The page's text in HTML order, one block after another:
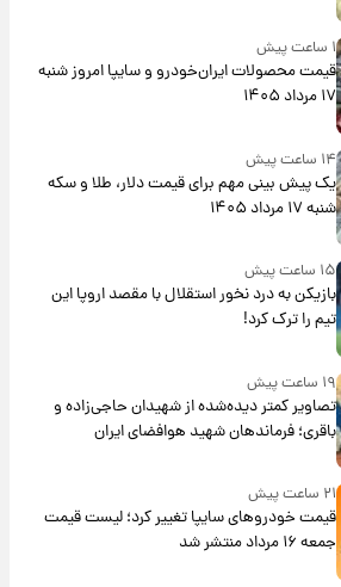
۱ ساعت پیش
قیمت محصولات ایران‌خودرو و سایپا امروز شنبه
۱۷ مرداد ۱۴۰۵
۱۴ ساعت پیش
یک پیش ‌بینی مهم برای قیمت دلار، طلا و سکه
شنبه ۱۷ مرداد ۱۴۰۵
۱۵ ساعت پیش
بازیکن به درد نخور استقلال با مقصد اروپا این
تیم را ترک کرد!
۱۹ ساعت پیش
تصاویر کمتر دیده‌شده از شهیدان حاجی‌زاده و
باقری؛ فرماندهان شهید هوافضای ایران
۲۱ ساعت پیش
قیمت خودروهای سایپا تغییر کرد؛ لیست قیمت
جمعه ۱۶ مرداد منتشر شد